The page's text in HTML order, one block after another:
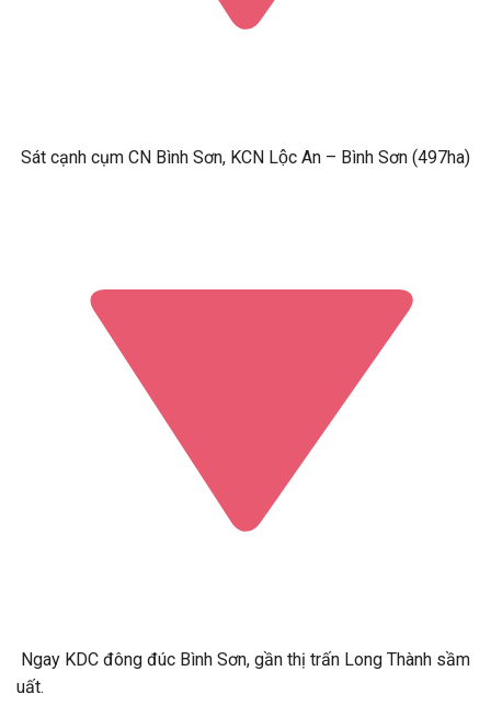
Sát cạnh cụm CN Bình Sơn, KCN Lộc An – Bình Sơn (497ha)
Ngay KDC đông đúc Bình Sơn, gần thị trấn Long Thành sầm
uất.